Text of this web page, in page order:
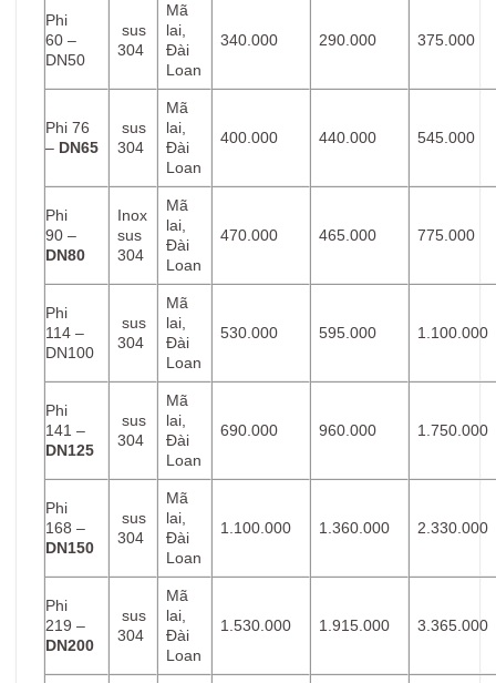
Phi
60 –
DN50
sus
304
Mã
lai,
Đài
Loan
340.000 290.000 375.000
Phi 76
– DN65
sus
304
Mã
lai,
Đài
Loan
400.000 440.000 545.000
Phi
90 –
DN80
Inox
sus
304
Mã
lai,
Đài
Loan
470.000 465.000 775.000
Phi
114 –
DN100
sus
304
Mã
lai,
Đài
Loan
530.000 595.000 1.100.000
Phi
141 –
DN125
sus
304
Mã
lai,
Đài
Loan
690.000 960.000 1.750.000
Phi
168 –
DN150
sus
304
Mã
lai,
Đài
Loan
1.100.000 1.360.000 2.330.000
Phi
219 –
DN200
sus
304
Mã
lai,
Đài
Loan
1.530.000 1.915.000 3.365.000